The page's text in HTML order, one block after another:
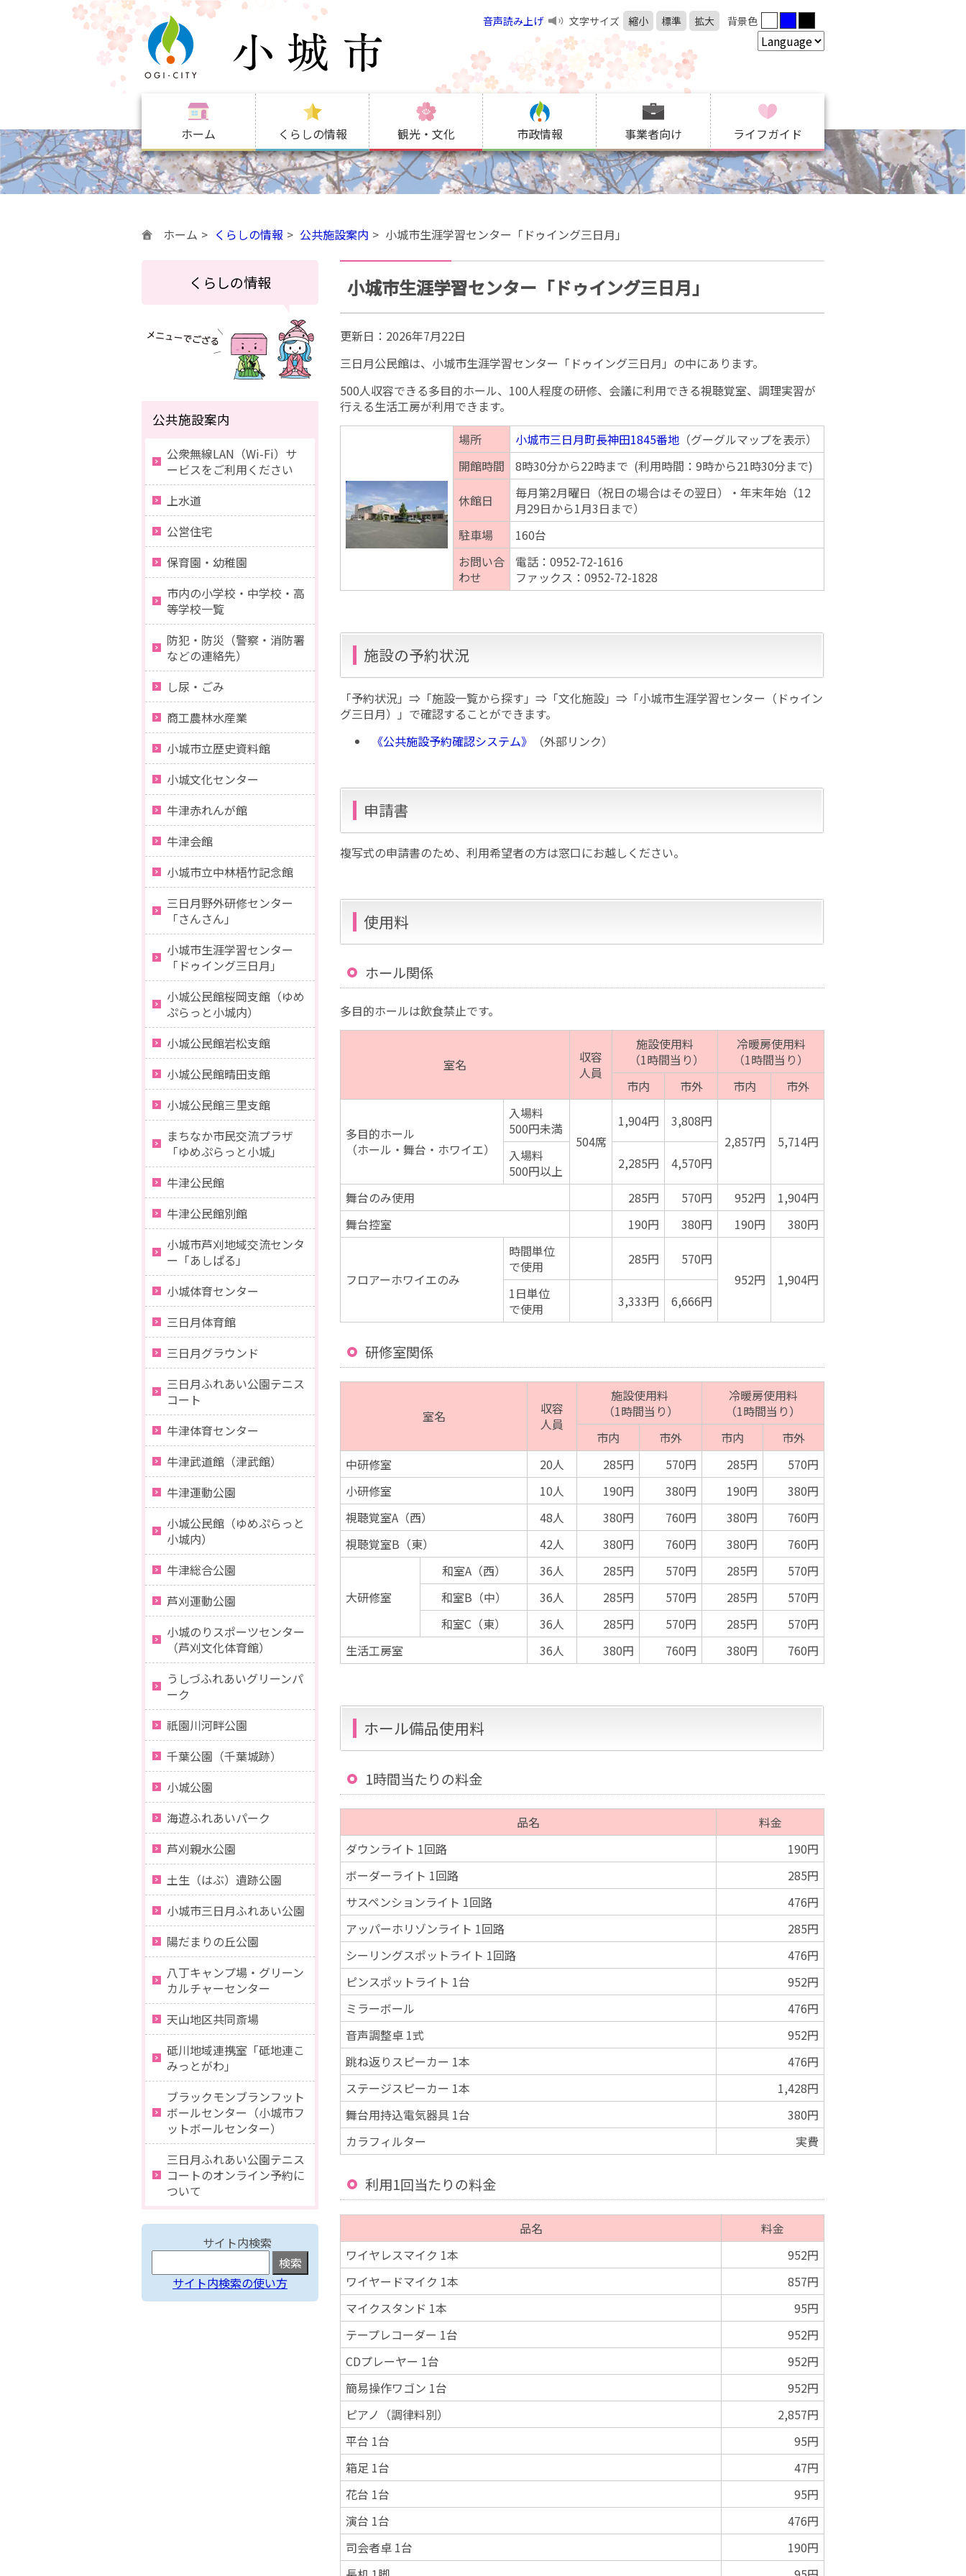
音声読み上げ 文字サイズ 縮小 標準 拡大 背景色
ホーム くらしの情報 観光・文化 市政情報 事業者向け ライフガイド
ホーム くらしの情報 公共施設案内 小城市生涯学習センター「ドゥイング三日月」
小城市生涯学習センター「ドゥイング三日月」
更新日： 2026年7月22日
三日月公民館は、小城市生涯学習センター「ドゥイング三日月」の中にあります。
500人収容できる多目的ホール、100人程度の研修、会議に利用できる視聴覚室、調理実習が
行える生活工房が利用できます。
場所
小城市三日月町長神田1845番地 （グーグルマップを表示）
開館時間
8時30分から22時まで (利用時間：9時から21時30分まで)
休館日
毎月第2月曜日（祝日の場合はその翌日）・年末年始（12
月29日から1月3日まで）
駐車場
160台
お問い合
わせ
電話：0952-72-1616
ファックス：0952-72-1828
施設の予約状況
「予約状況」⇒「施設一覧から探す」⇒「文化施設」⇒「小城市生涯学習センター（ドゥイン
グ三日月）」で確認することができます。
《公共施設予約確認システム》
（外部リンク）
申請書
複写式の申請書のため、利用希望者の方は窓口にお越しください。
使用料
ホール関係
多目的ホールは飲食禁止です。
室名
収容
人員
施設使用料
（1時間当り）
冷暖房使用料
（1時間当り）
市内
市外 市内 市外
多目的ホール
（ホール・舞台・ホワイエ）
入場料
500円未満
504席
1,904円
3,808円
2,857円
5,714円
入場料
500円以上
2,285円
4,570円
舞台のみ使用
285円 570円 952円
1,904円
舞台控室
190円 380円 190円 380円
フロアーホワイエのみ
時間単位
で使用
285円
570円
952円
1,904円
1日単位
で使用
3,333円 6,666円
研修室関係
室名
収容
人員
施設使用料
（1時間当り）
冷暖房使用料
（1時間当り）
市内
市外 市内
市外
中研修室
20人 285円 570円 285円
570円
小研修室
10人 190円 380円 190円
380円
視聴覚室A（西）
48人 380円 760円 380円
760円
視聴覚室B（東）
42人 380円 760円 380円 760円
大研修室
和室A（西） 36人 285円 570円 285円
570円
和室B（中）
36人 285円 570円 285円
570円
和室C（東）
36人 285円 570円 285円
570円
生活工房室
36人 380円 760円 380円 760円
ホール備品使用料
1時間当たりの料金
品名
料金
ダウンライト 1回路
190円
ボーダーライト 1回路
285円
サスペンションライト 1回路
476円
アッパーホリゾンライト 1回路
285円
シーリングスポットライト 1回路
476円
ピンスポットライト 1台
952円
ミラーボール
476円
音声調整卓 1式
952円
跳ね返りスピーカー 1本
476円
ステージスピーカー 1本
1,428円
舞台用持込電気器具 1台
380円
カラフィルター
実費
利用1回当たりの料金
品名
料金
ワイヤレスマイク 1本
952円
ワイヤードマイク 1本
857円
マイクスタンド 1本
95円
テープレコーダー 1台
952円
CDプレーヤー 1台
952円
簡易操作ワゴン 1台
952円
ピアノ（調律料別）
2,857円
平台 1台
95円
箱足 1台
47円
花台 1台
95円
演台 1台
476円
司会者卓 1台
190円
くらしの情報
公共施設案内
公衆無線LAN（Wi-Fi）サ
ービスをご利用ください
上水道
公営住宅
保育園・幼稚園
市内の小学校・中学校・高
等学校一覧
防犯・防災（警察・消防署
などの連絡先）
し尿・ごみ
商工農林水産業
小城市立歴史資料館
小城文化センター
牛津赤れんが館
牛津会館
小城市立中林梧竹記念館
三日月野外研修センター
「さんさん」
小城市生涯学習センター
「ドゥイング三日月」
小城公民館桜岡支館（ゆめ
ぷらっと小城内）
小城公民館岩松支館
小城公民館晴田支館
小城公民館三里支館
まちなか市民交流プラザ
「ゆめぷらっと小城」
牛津公民館
牛津公民館別館
小城市芦刈地域交流センタ
ー「あしぱる」
小城体育センター
三日月体育館
三日月グラウンド
三日月ふれあい公園テニス
コート
牛津体育センター
牛津武道館（津武館）
牛津運動公園
小城公民館（ゆめぷらっと
小城内）
牛津総合公園
芦刈運動公園
小城のりスポーツセンター
（芦刈文化体育館）
うしづふれあいグリーンパ
ーク
祇園川河畔公園
千葉公園（千葉城跡）
小城公園
海遊ふれあいパーク
芦刈親水公園
土生（はぶ）遺跡公園
小城市三日月ふれあい公園
陽だまりの丘公園
八丁キャンプ場・グリーン
カルチャーセンター
天山地区共同斎場
砥川地域連携室「砥地連こ
みっとがわ」
ブラックモンブランフット
ボールセンター（小城市フ
ットボールセンター）
三日月ふれあい公園テニス
コートのオンライン予約に
ついて
サイト内検索
サイト内検索の使い方